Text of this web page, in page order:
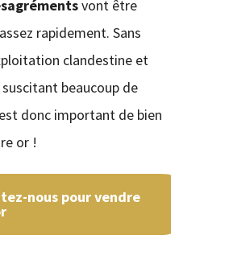
vont être
rapidement. Sans
clandestine et
suscitant beaucoup de
donc important de bien
or !
nous pour vendre